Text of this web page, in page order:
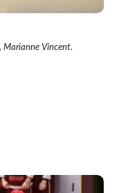
Marianne Vincent.